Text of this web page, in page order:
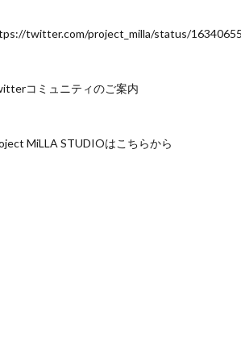
twitter.com/project_milla/status/
コミュニティのご案内
MiLLA STUDIOはこちらから